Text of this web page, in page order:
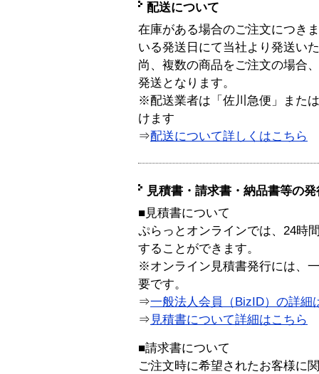
配送について
在庫がある場合のご注文につき
いる発送日にて当社より発送い
尚、複数の商品をご注文の場合
発送となります。
※配送業者は「佐川急便」また
けます
⇒配送について詳しくはこちら
見積書・請求書・納品書等の
■見積書について
ぷらっとオンラインでは、24時
することができます。
※オンライン見積書発行には、
要です。
⇒一般法人会員（BizID）の詳細
⇒ 見積書について詳細はこちら
■請求書について
ご注文時に希望されたお客様に